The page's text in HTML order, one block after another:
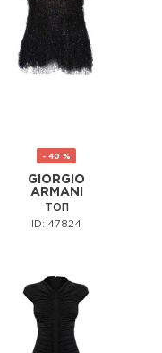
- 40 %
GIORGIO
ARMANI
ТОП
ID: 47824